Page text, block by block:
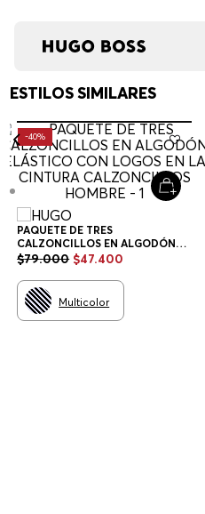
ESTILOS SIMILARES
-40%
PAQUETE DE TRES
CALZONCILLOS EN ALGODÓN
ELÁSTICO CON LOGOS EN LA
HOMBRE
$79.000 $47.400
Multicolor
Asistente Virtual
en línea